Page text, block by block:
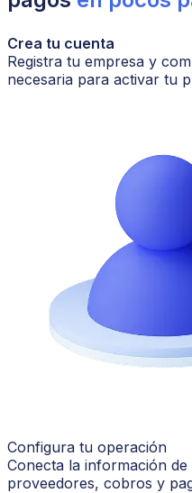
Crea tu cuenta
Registra tu empresa y
necesaria para activar tu
Configura tu operación
Conecta la información
proveedores, cobros y